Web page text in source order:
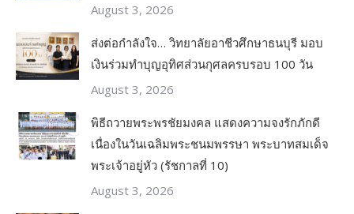
August 3, 2026
ส่งต่อกำลังใจ… วิทยาลัยอาชีวศึกษาธนบุรี มอบ
เงินร่วมทำบุญอุทิศส่วนกุศลครบรอบ 100 วัน
August 3, 2026
พิธีถวายพระพรชัยมงคล แสดงความจงรักภักดี
เนื่องในวันเฉลิมพระชนมพรรษา พระบาทสมเด็จ
พระเจ้าอยู่หัว (รัชกาลที่ 10)
August 3, 2026